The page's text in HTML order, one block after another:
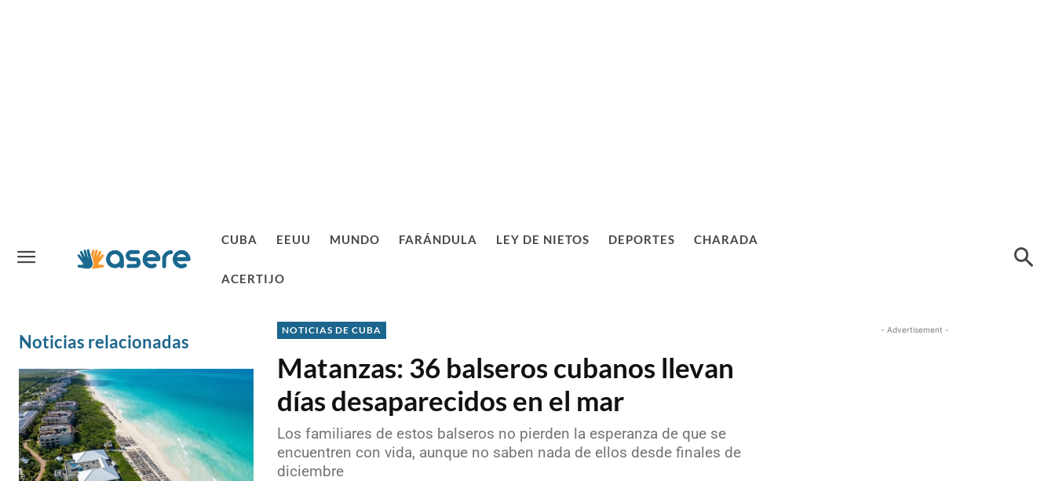
CUBA EEUU MUNDO FARÁNDULA LEY DE NIETOS DEPORTES CHARADA
ACERTIJO
Noticias relacionadas
NOTICIAS DE CUBA
Matanzas: 36 balseros cubanos llevan
días desaparecidos en el mar
Los familiares de estos balseros no pierden la esperanza de que se
encuentren con vida, aunque no saben nada de ellos desde finales de
diciembre
- Advertisement -